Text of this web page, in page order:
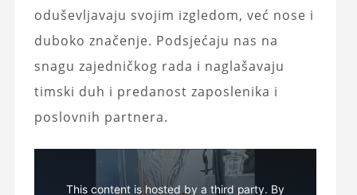
oduševljavaju svojim izgledom, već nose i
duboko značenje. Podsjećaju nas na
snagu zajedničkog rada i naglašavaju
timski duh i predanost zaposlenika i
poslovnih partnera.
This content is hosted by a third party. By